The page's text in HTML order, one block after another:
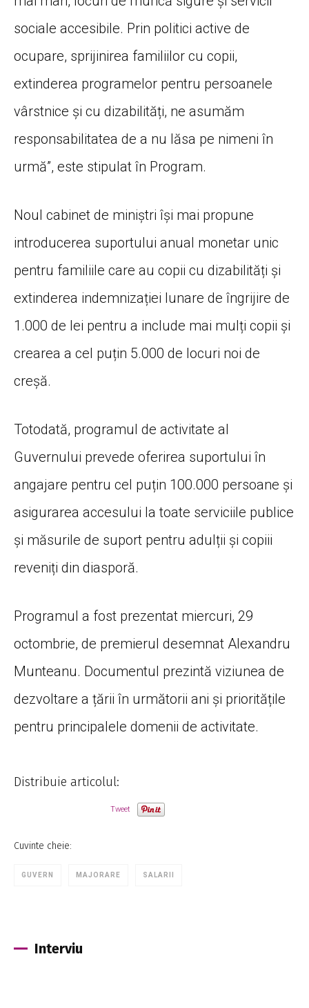
sociale accesibile. Prin politici active de
ocupare, sprijinirea familiilor cu copii,
extinderea programelor pentru persoanele
vârstnice și cu dizabilități, ne asumăm
responsabilitatea de a nu lăsa pe nimeni în
urmă”, este stipulat în Program.
Noul cabinet de miniștri își mai propune
introducerea suportului anual monetar unic
pentru familiile care au copii cu dizabilități și
extinderea indemnizației lunare de îngrijire de
1.000 de lei pentru a include mai mulți copii și
crearea a cel puțin 5.000 de locuri noi de
creșă.
Totodată, programul de activitate al
Guvernului prevede oferirea suportului în
angajare pentru cel puțin 100.000 persoane și
asigurarea accesului la toate serviciile publice
și măsurile de suport pentru adulții și copiii
reveniți din diasporă.
Programul a fost prezentat miercuri, 29
octombrie, de premierul desemnat Alexandru
Munteanu. Documentul prezintă viziunea de
dezvoltare a țării în următorii ani și prioritățile
pentru principalele domenii de activitate.
Distribuie articolul:
Tweet
Cuvinte cheie:
GUVERN MAJORARE SALARII
Interviu